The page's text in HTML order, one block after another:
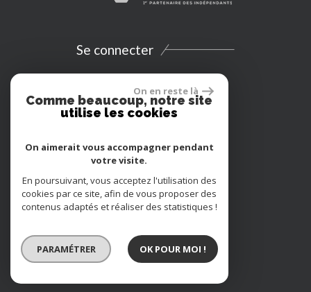
Se connecter
Espace propriétaires
Extranet
Location vacances
Adhérents
On en reste là
Comme beaucoup, notre site
utilise les cookies
On aimerait vous accompagner pendant
votre visite.
En poursuivant, vous acceptez l'utilisation des
cookies par ce site, afin de vous proposer des
contenus adaptés et réaliser des statistiques !
PARAMÉTRER OK POUR MOI !